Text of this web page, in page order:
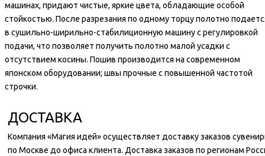
машинах, придают чистые, яркие цвета, обладающие особой
стойкостью. После разрезания по одному торцу полотно
в сушильно-ширильно-стабилиционную машину с регулировкой
подачи, что позволяет получить полотно малой усадки с
отсутствием косины. Пошив производится на современном
японском оборудовании; швы прочные с повышенной частотой
строчки.
ДОСТАВКА
Компания «Магия идей» осуществляет доставку заказов
по Москве до офиса клиента. Доставка заказов по регионам